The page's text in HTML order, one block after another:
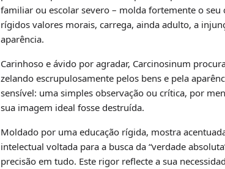
familiar ou escolar severo – molda fortemente o
rígidos valores morais, carrega, ainda adulto, a
aparência.
Carinhoso e ávido por agradar, Carcinosinum
zelando escrupulosamente pelos bens e pela
sensível: uma simples observação ou crítica, por
sua imagem ideal fosse destruída.
Moldado por uma educação rígida, mostra
intelectual voltada para a busca da “verdade
precisão em tudo. Este rigor reflecte a sua